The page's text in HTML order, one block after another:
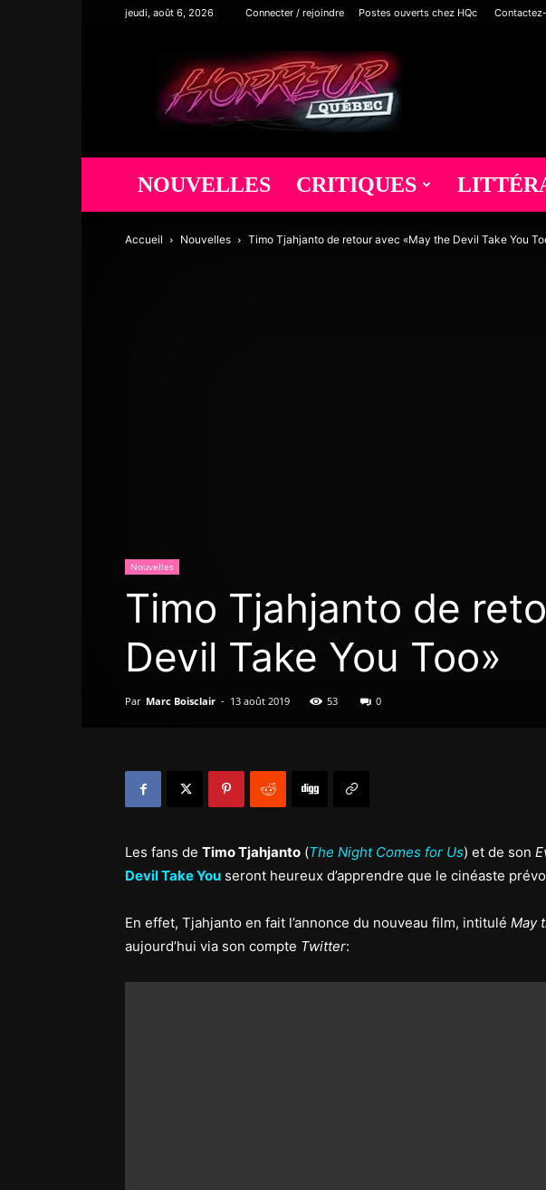
jeudi, août 6, 2026 Connecter / rejoindre Postes ouverts chez HQc
Horreur
Québec
NOUVELLES CRITIQUES
Accueil Nouvelles Timo Tjahjanto de retour avec «May the Devil Take You
Nouvelles
Timo Tjahjanto de
Devil Take You Too»
Par Marc Boisclair - 13 août 2019 53 0
Les fans de Timo Tjahjanto (The Night Comes for Us) et de son
Devil Take You seront heureux d’apprendre que le cinéaste
En effet, Tjahjanto en fait l’annonce du nouveau film, intitulé May
aujourd’hui via son compte Twitter: